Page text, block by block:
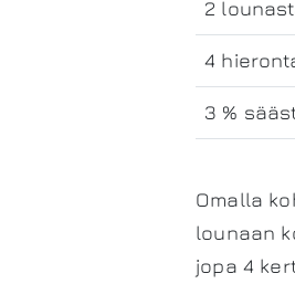
2
4
3 %
Omalla
lounaan
jopa 4